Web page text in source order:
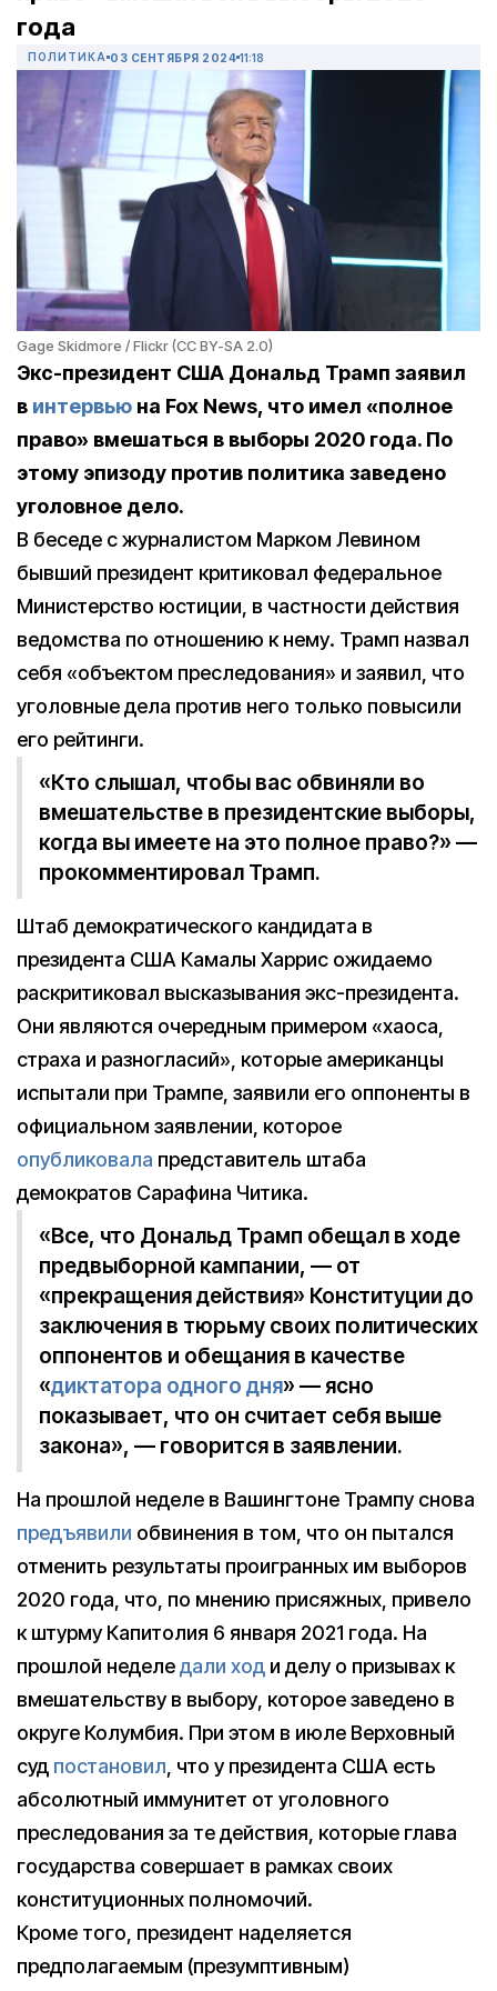
года
ПОЛИТИКА 03 СЕНТЯБРЯ 2024 11:18
Gage Skidmore / Flickr (CC BY-SA 2.0)
Экс-президент США Дональд Трамп заявил
в интервью на Fox News, что имел «полное
право» вмешаться в выборы 2020 года. По
этому эпизоду против политика заведено
уголовное дело.
В беседе с журналистом Марком Левином
бывший президент критиковал федеральное
Министерство юстиции, в частности действия
ведомства по отношению к нему. Трамп назвал
себя «объектом преследования» и заявил, что
уголовные дела против него только повысили
его рейтинги.
«Кто слышал, чтобы вас обвиняли во
вмешательстве в президентские выборы,
когда вы имеете на это полное право?» —
прокомментировал Трамп.
Штаб демократического кандидата в
президента США Камалы Харрис ожидаемо
раскритиковал высказывания экс-президента.
Они являются очередным примером «хаоса,
страха и разногласий», которые американцы
испытали при Трампе, заявили его оппоненты в
официальном заявлении, которое
опубликовала представитель штаба
демократов Сарафина Читика.
«Все, что Дональд Трамп обещал в ходе
предвыборной кампании, — от
«прекращения действия» Конституции до
заключения в тюрьму своих политических
оппонентов и обещания в качестве
«диктатора одного дня» — ясно
показывает, что он считает себя выше
закона», — говорится в заявлении.
На прошлой неделе в Вашингтоне Трампу снова
предъявили обвинения в том, что он пытался
отменить результаты проигранных им выборов
2020 года, что, по мнению присяжных, привело
к штурму Капитолия 6 января 2021 года. На
прошлой неделедали ход и делу о призывах к
вмешательству в выбору, которое заведено в
округе Колумбия. При этом в июле Верховный
суд постановил, что у президента США есть
абсолютный иммунитет от уголовного
преследования за те действия, которые глава
государства совершает в рамках своих
конституционных полномочий.
Кроме того, президент наделяется
предполагаемым (презумптивным)